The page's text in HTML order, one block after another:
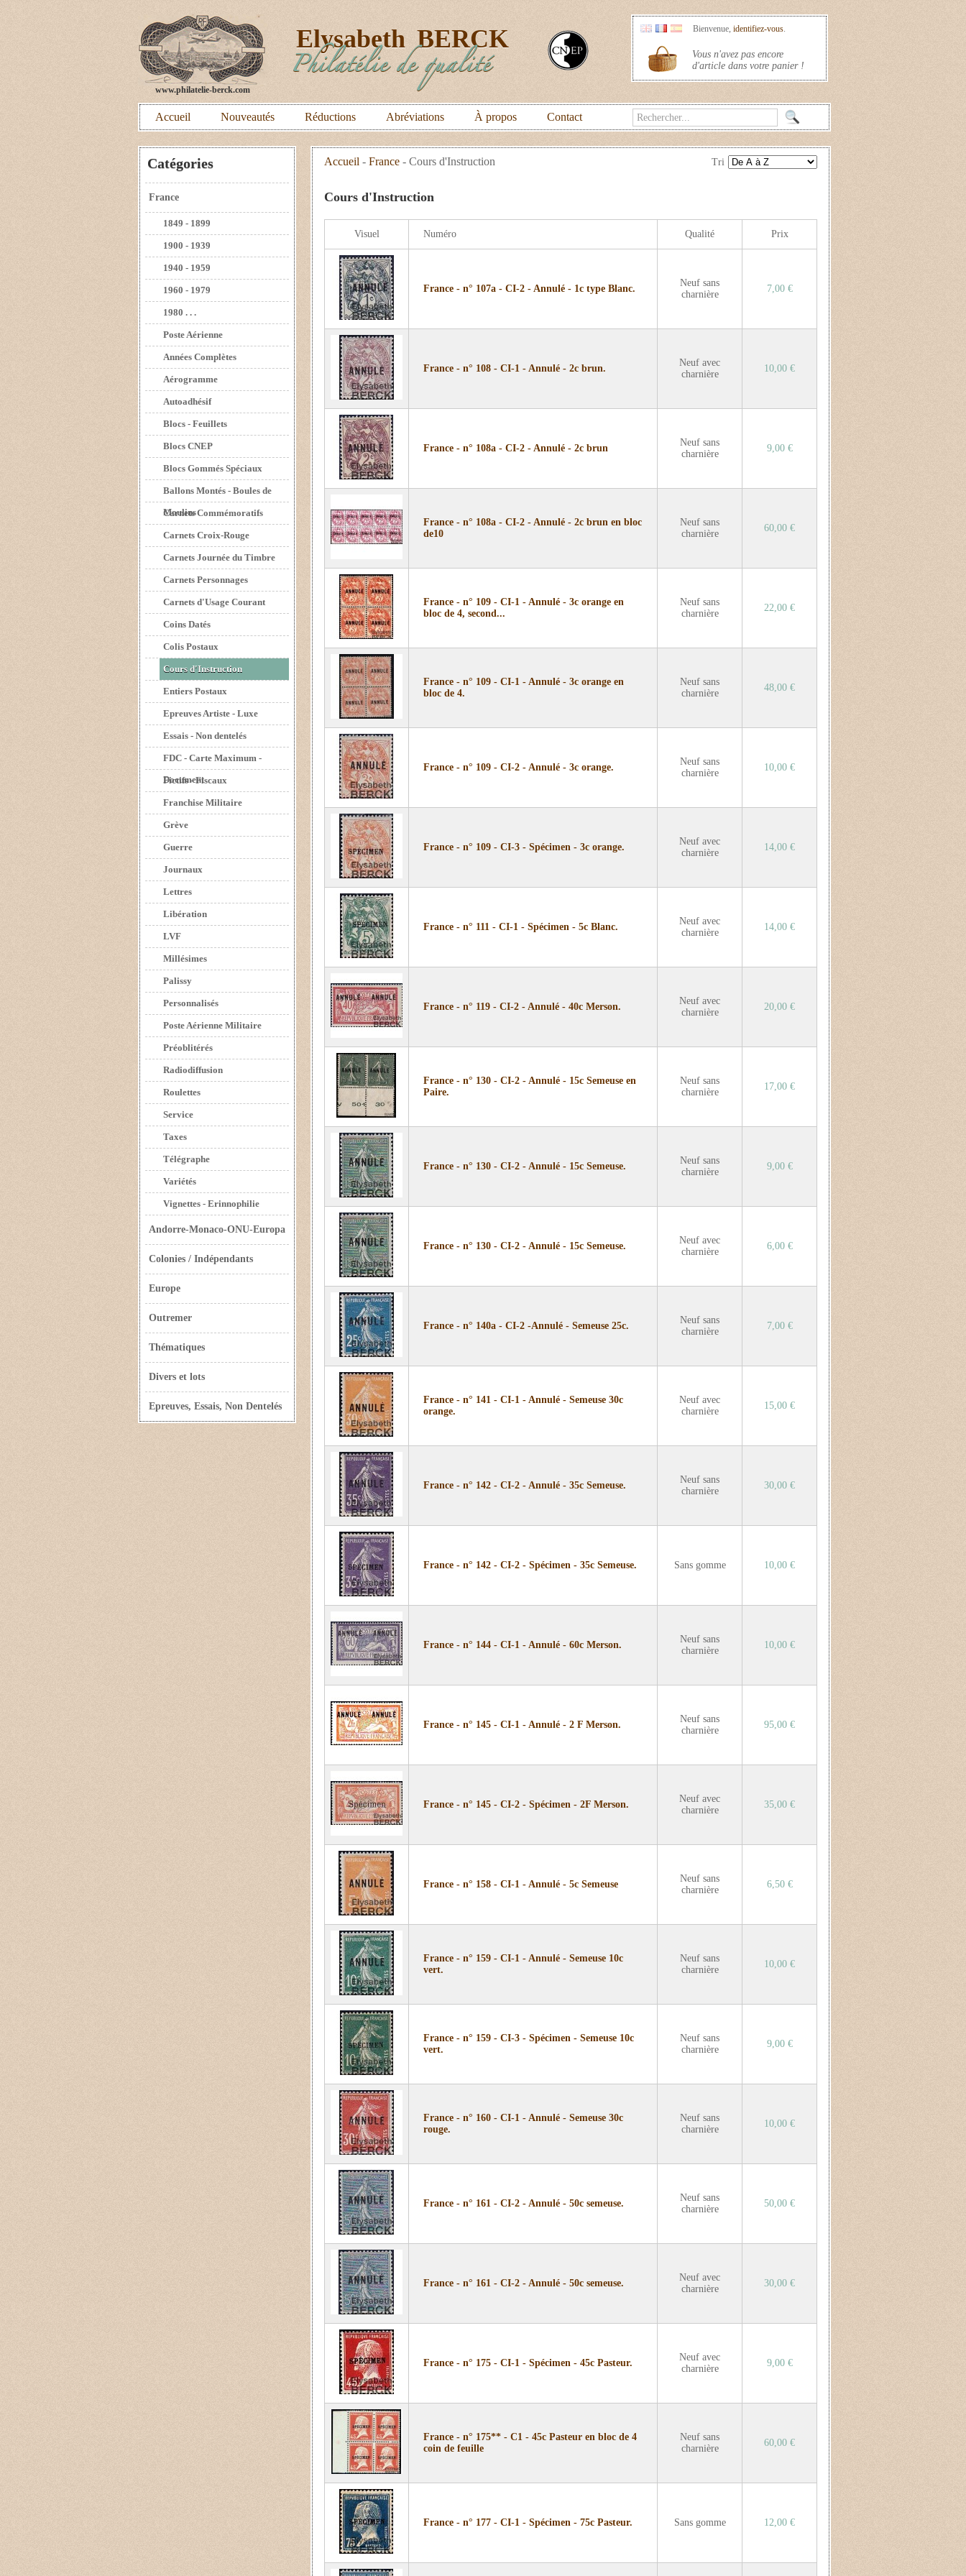
www.philatelie-berck.com
Elysabeth BERCK
Philatélie de qualité
Bienvenue, identifiez-vous.
Vous n'avez pas encore
d'article dans votre panier !
Accueil Nouveautés Réductions Abréviations À propos Contact
Catégories
France
1849 - 1899
1900 - 1939
1940 - 1959
1960 - 1979
1980 . . .
Poste Aérienne
Années Complètes
Aérogramme
Autoadhésif
Blocs - Feuillets
Blocs CNEP
Blocs Gommés Spéciaux
Ballons Montés - Boules de
Moulins
Carnets Commémoratifs
Carnets Croix-Rouge
Carnets Journée du Timbre
Carnets Personnages
Carnets d'Usage Courant
Coins Datés
Colis Postaux
Cours d'Instruction
Entiers Postaux
Epreuves Artiste - Luxe
Essais - Non dentelés
FDC - Carte Maximum -
Document
Fictifs - Fiscaux
Franchise Militaire
Grève
Guerre
Journaux
Lettres
Libération
LVF
Millésimes
Palissy
Personnalisés
Poste Aérienne Militaire
Préoblitérés
Radiodiffusion
Roulettes
Service
Taxes
Télégraphe
Variétés
Vignettes - Erinnophilie
Andorre-Monaco-ONU-Europa
Colonies / Indépendants
Europe
Outremer
Thématiques
Divers et lots
Epreuves, Essais, Non Dentelés
Accueil - France - Cours d'Instruction Tri
Cours d'Instruction
Visuel Numéro Qualité Prix
France - n° 107a - CI-2 - Annulé - 1c type Blanc.
Neuf sans
charnière
7,00 €
France - n° 108 - CI-1 - Annulé - 2c brun.
Neuf avec
charnière
10,00 €
France - n° 108a - CI-2 - Annulé - 2c brun
Neuf sans
charnière
9,00 €
France - n° 108a - CI-2 - Annulé - 2c brun en bloc
de10
Neuf sans
charnière
60,00 €
France - n° 109 - CI-1 - Annulé - 3c orange en
bloc de 4, second...
Neuf sans
charnière
22,00 €
France - n° 109 - CI-1 - Annulé - 3c orange en
bloc de 4.
Neuf sans
charnière
48,00 €
France - n° 109 - CI-2 - Annulé - 3c orange.
Neuf sans
charnière
10,00 €
France - n° 109 - CI-3 - Spécimen - 3c orange.
Neuf avec
charnière
14,00 €
France - n° 111 - CI-1 - Spécimen - 5c Blanc.
Neuf avec
charnière
14,00 €
France - n° 119 - CI-2 - Annulé - 40c Merson.
Neuf avec
charnière
20,00 €
France - n° 130 - CI-2 - Annulé - 15c Semeuse en
Paire.
Neuf sans
charnière
17,00 €
France - n° 130 - CI-2 - Annulé - 15c Semeuse.
Neuf sans
charnière
9,00 €
France - n° 130 - CI-2 - Annulé - 15c Semeuse.
Neuf avec
charnière
6,00 €
France - n° 140a - CI-2 -Annulé - Semeuse 25c.
Neuf sans
charnière
7,00 €
France - n° 141 - CI-1 - Annulé - Semeuse 30c
orange.
Neuf avec
charnière
15,00 €
France - n° 142 - CI-2 - Annulé - 35c Semeuse.
Neuf sans
charnière
30,00 €
France - n° 142 - CI-2 - Spécimen - 35c Semeuse. Sans gomme 10,00 €
France - n° 144 - CI-1 - Annulé - 60c Merson.
Neuf sans
charnière
10,00 €
France - n° 145 - CI-1 - Annulé - 2 F Merson.
Neuf sans
charnière
95,00 €
France - n° 145 - CI-2 - Spécimen - 2F Merson.
Neuf avec
charnière
35,00 €
France - n° 158 - CI-1 - Annulé - 5c Semeuse
Neuf sans
charnière
6,50 €
France - n° 159 - CI-1 - Annulé - Semeuse 10c
vert.
Neuf sans
charnière
10,00 €
France - n° 159 - CI-3 - Spécimen - Semeuse 10c
vert.
Neuf sans
charnière
9,00 €
France - n° 160 - CI-1 - Annulé - Semeuse 30c
rouge.
Neuf sans
charnière
10,00 €
France - n° 161 - CI-2 - Annulé - 50c semeuse.
Neuf sans
charnière
50,00 €
France - n° 161 - CI-2 - Annulé - 50c semeuse.
Neuf avec
charnière
30,00 €
France - n° 175 - CI-1 - Spécimen - 45c Pasteur.
Neuf avec
charnière
9,00 €
France - n° 175** - C1 - 45c Pasteur en bloc de 4
coin de feuille
Neuf sans
charnière
60,00 €
France - n° 177 - CI-1 - Spécimen - 75c Pasteur. Sans gomme 12,00 €